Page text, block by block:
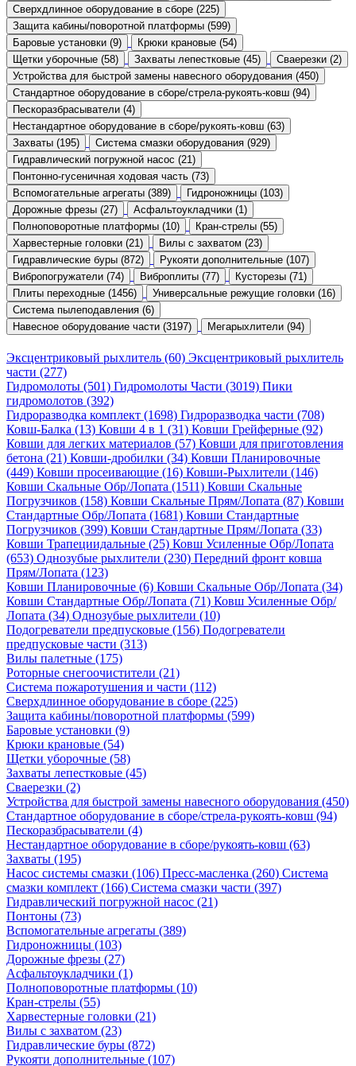
Сверхдлинное оборудование в сборе (225)
Защита кабины/поворотной платформы (599)
Баровые установки (9)
Крюки крановые (54)
Щетки уборочные (58)
Захваты лепестковые (45)
Сваерезки (2)
Устройства для быстрой замены навесного оборудования (450)
Стандартное оборудование в сборе/стрела-рукоять-ковш (94)
Пескоразбрасыватели (4)
Нестандартное оборудование в сборе/рукоять-ковш (63)
Захваты (195)
Система смазки оборудования (929)
Гидравлический погружной насос (21)
Понтонно-гусеничная ходовая часть (73)
Вспомогательные агрегаты (389)
Гидроножницы (103)
Дорожные фрезы (27)
Асфальтоукладчики (1)
Полноповоротные платформы (10)
Кран-стрелы (55)
Харвестерные головки (21)
Вилы с захватом (23)
Гидравлические буры (872)
Рукояти дополнительные (107)
Вибропогружатели (74)
Виброплиты (77)
Кусторезы (71)
Плиты переходные (1456)
Универсальные режущие головки (16)
Система пылеподавления (6)
Навесное оборудование части (3197)
Мегарыхлители (94)
Эксцентриковый рыхлитель (60) Эксцентриковый рыхлитель
части (277)
Гидромолоты (501) Гидромолоты Части (3019) Пики
гидромолотов (392)
Гидроразводка комплект (1698) Гидроразводка части (708)
Ковш-Балка (13) Ковши 4 в 1 (31) Ковши Грейферные (92)
Ковши для легких материалов (57) Ковши для приготовления
бетона (21) Ковши-дробилки (34) Ковши Планировочные
(449) Ковши просеивающие (16) Ковши-Рыхлители (146)
Ковши Скальные Обр/Лопата (1511) Ковши Скальные
Погрузчиков (158) Ковши Скальные Прям/Лопата (87) Ковши
Стандартные Обр/Лопата (1681) Ковши Стандартные
Погрузчиков (399) Ковши Стандартные Прям/Лопата (33)
Ковши Трапециидальные (25) Ковш Усиленные Обр/Лопата
(653) Однозубые рыхлители (230) Передний фронт ковша
Прям/Лопата (123)
Ковши Планировочные (6) Ковши Скальные Обр/Лопата (34)
Ковши Стандартные Обр/Лопата (71) Ковш Усиленные Обр/
Лопата (34) Однозубые рыхлители (10)
Подогреватели предпусковые (156) Подогреватели
предпусковые части (313)
Вилы палетные (175)
Роторные снегоочистители (21)
Система пожаротушения и части (112)
Сверхдлинное оборудование в сборе (225)
Защита кабины/поворотной платформы (599)
Баровые установки (9)
Крюки крановые (54)
Щетки уборочные (58)
Захваты лепестковые (45)
Сваерезки (2)
Устройства для быстрой замены навесного оборудования (450)
Стандартное оборудование в сборе/стрела-рукоять-ковш (94)
Пескоразбрасыватели (4)
Нестандартное оборудование в сборе/рукоять-ковш (63)
Захваты (195)
Насос системы смазки (106) Пресс-масленка (260) Система
смазки комплект (166) Система смазки части (397)
Гидравлический погружной насос (21)
Понтоны (73)
Вспомогательные агрегаты (389)
Гидроножницы (103)
Дорожные фрезы (27)
Асфальтоукладчики (1)
Полноповоротные платформы (10)
Кран-стрелы (55)
Харвестерные головки (21)
Вилы с захватом (23)
Гидравлические буры (872)
Рукояти дополнительные (107)